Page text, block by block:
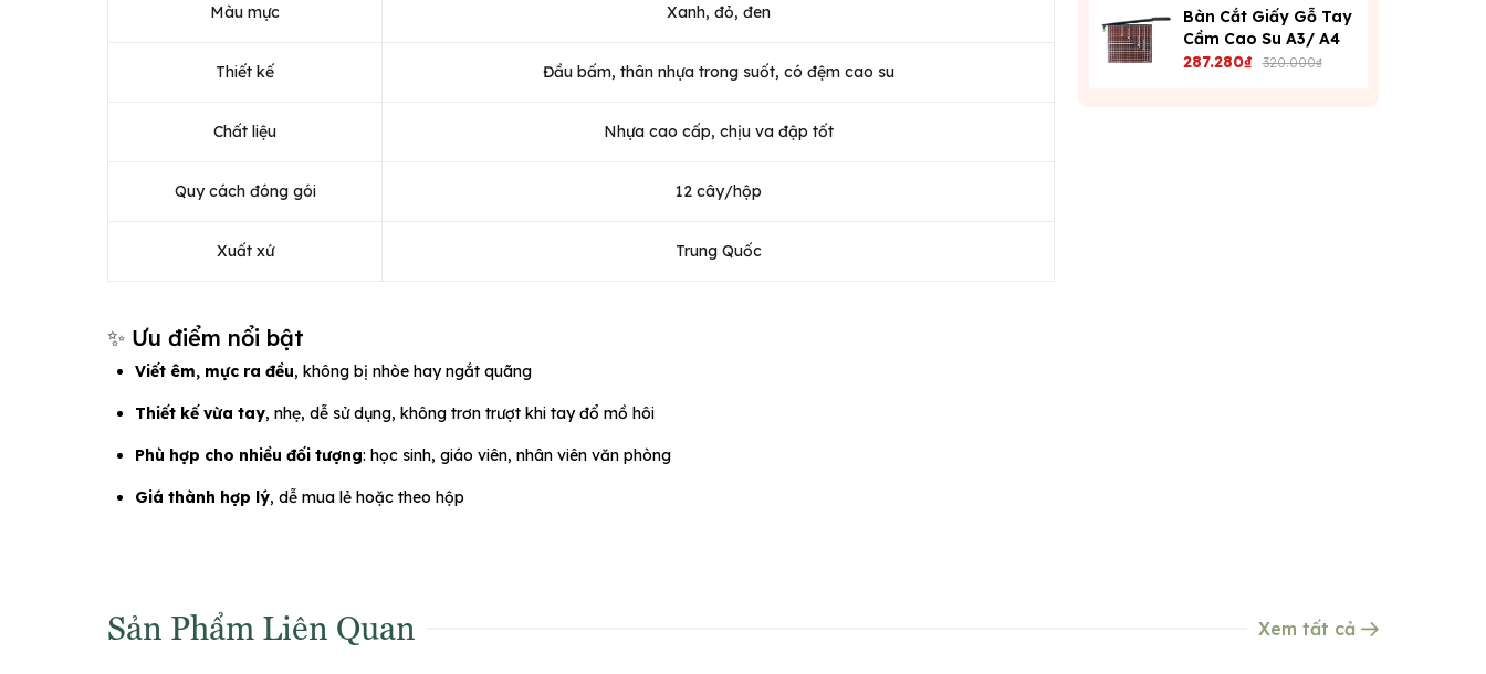
Bàn Cắt Giấy Gỗ Tay
Cầm Cao Su A3/ A4
287.280₫ 320.000₫
Màu mực Xanh, đỏ, đen
Thiết kế Đầu bấm, thân nhựa trong suốt, có đệm cao su
Chất liệu Nhựa cao cấp, chịu va đập tốt
Quy cách đóng gói 12 cây/hộp
Xuất xứ Trung Quốc
✨ Ưu điểm nổi bật
Viết êm, mực ra đều, không bị nhòe hay ngắt quãng
Thiết kế vừa tay, nhẹ, dễ sử dụng, không trơn trượt khi tay đổ mồ hôi
Phù hợp cho nhiều đối tượng: học sinh, giáo viên, nhân viên văn phòng
Giá thành hợp lý, dễ mua lẻ hoặc theo hộp
Sản Phẩm Liên Quan Xem tất cả